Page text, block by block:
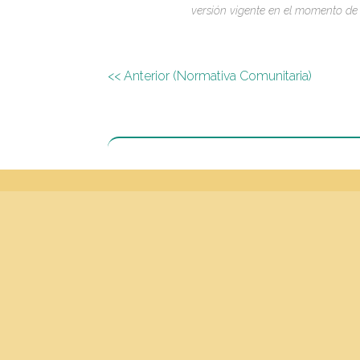
versión vigente en el momento
<< Anterior (Normativa Comunitaria)